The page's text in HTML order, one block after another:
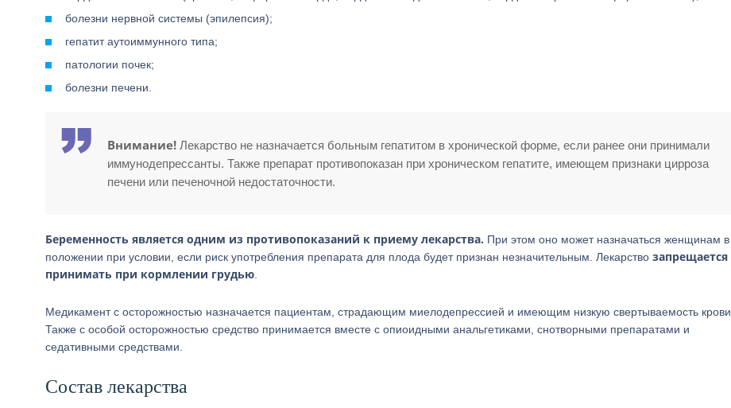
болезни нервной системы (эпилепсия);
гепатит аутоиммунного типа;
патологии почек;
болезни печени.
Внимание! Лекарство не назначается больным гепатитом в хронической форме, если ранее они принимали
иммунодепрессанты. Также препарат противопоказан при хроническом гепатите, имеющем признаки цирроза
печени или печеночной недостаточности.
Беременность является одним из противопоказаний к приему лекарства. При этом оно может назначаться женщинам в
положении при условии, если риск употребления препарата для плода будет признан незначительным. Лекарство запрещается
принимать при кормлении грудью
Медикамент с осторожностью назначается пациентам, страдающим миелодепрессией и имеющим низкую свертываемость крови.
Также с особой осторожностью средство принимается вместе с опиоидными анальгетиками, снотворными препаратами и
седативными средствами.
Состав лекарства